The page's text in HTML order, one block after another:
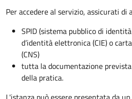
Per accedere al servizio, assicurati di
SPID (sistema pubblico di
d’identità elettronica (CIE) o
(CNS)
tutta la documentazione
della pratica.